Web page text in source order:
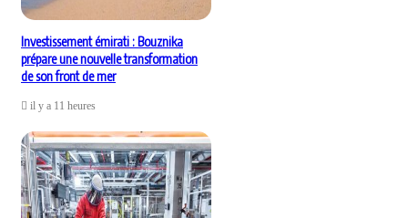
Investissement émirati : Bouznika
prépare une nouvelle transformation
de son front de mer
il y a 11 heures